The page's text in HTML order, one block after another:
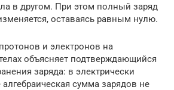
в другом. При этом полный заряд
оставаясь равным нулю.
и электронов на
объясняет подтверждающийся
заряда: в электрически
сумма зарядов не